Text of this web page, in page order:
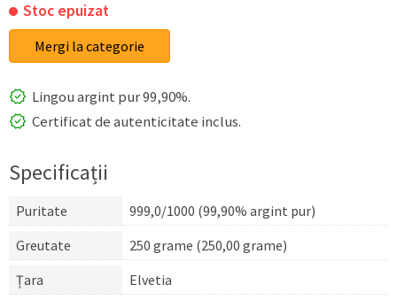
Stoc epuizat
Mergi la categorie
Lingou argint pur 99,90%.
Certificat de autenticitate inclus.
Specificații
Puritate
999,0/1000 (99,90% argint pur)
Greutate
250 grame (250,00 grame)
Țara
Elvetia